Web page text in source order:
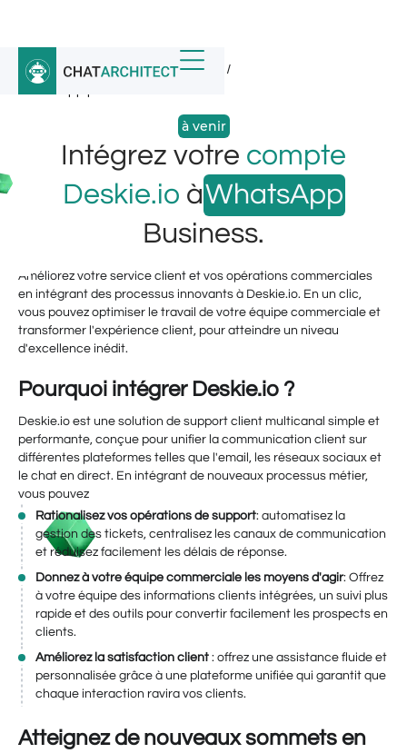
Accueil / Intégrations WhatsApp
/
WhatsApp pour Deskie.io
à venir
Intégrez votre compte
Deskie.io àWhatsApp
Business.
Améliorez votre service client et vos opérations commerciales
en intégrant des processus innovants à Deskie.io. En un clic,
vous pouvez optimiser le travail de votre équipe commerciale et
transformer l'expérience client, pour atteindre un niveau
d'excellence inédit.
Pourquoi intégrer Deskie.io ?
Deskie.io est une solution de support client multicanal simple et
performante, conçue pour unifier la communication client sur
différentes plateformes telles que l'email, les réseaux sociaux et
le chat en direct. En intégrant de nouveaux processus métier,
vous pouvez
Rationalisez vos opérations de support: automatisez la
gestion des tickets, centralisez les canaux de communication
et réduisez facilement les délais de réponse.
Donnez à votre équipe commerciale les moyens d'agir: Offrez
à votre équipe des informations clients intégrées, un suivi plus
rapide et des outils pour convertir facilement les prospects en
clients.
Améliorez la satisfaction client : offrez une assistance fluide et
personnalisée grâce à une plateforme unifiée qui garantit que
chaque interaction ravira vos clients.
Atteignez de nouveaux sommets en